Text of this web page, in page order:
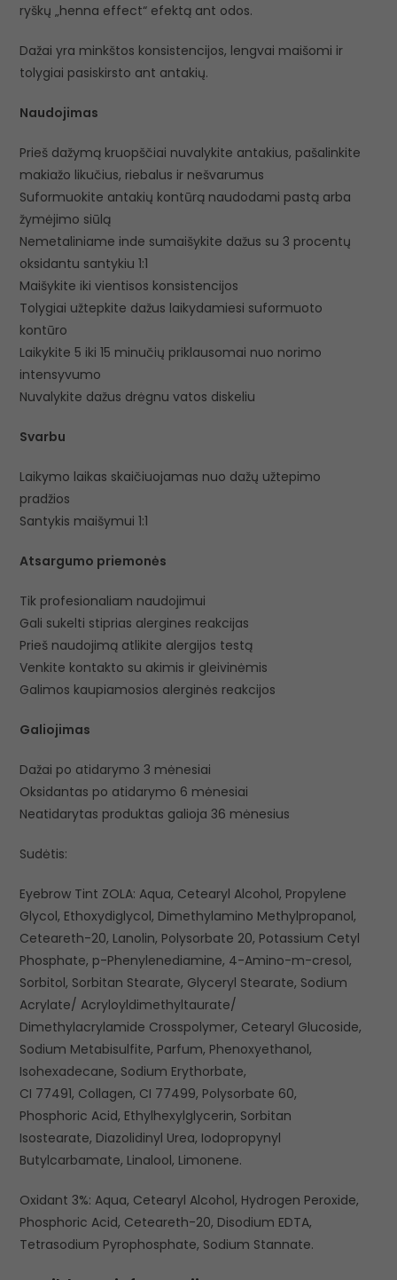
ryškų „henna effect“ efektą ant odos.
Dažai yra minkštos konsistencijos, lengvai maišomi ir
tolygiai pasiskirsto ant antakių.
Naudojimas
Prieš dažymą kruopščiai nuvalykite antakius, pašalinkite
makiažo likučius, riebalus ir nešvarumus
Suformuokite antakių kontūrą naudodami pastą arba
žymėjimo siūlą
Nemetaliniame inde sumaišykite dažus su 3 procentų
oksidantu santykiu 1:1
Maišykite iki vientisos konsistencijos
Tolygiai užtepkite dažus laikydamiesi suformuoto
kontūro
Laikykite 5 iki 15 minučių priklausomai nuo norimo
intensyvumo
Nuvalykite dažus drėgnu vatos diskeliu
Svarbu
Laikymo laikas skaičiuojamas nuo dažų užtepimo
pradžios
Santykis maišymui 1:1
Atsargumo priemonės
Tik profesionaliam naudojimui
Gali sukelti stiprias alergines reakcijas
Prieš naudojimą atlikite alergijos testą
Venkite kontakto su akimis ir gleivinėmis
Galimos kaupiamosios alerginės reakcijos
Galiojimas
Dažai po atidarymo 3 mėnesiai
Oksidantas po atidarymo 6 mėnesiai
Neatidarytas produktas galioja 36 mėnesius
Sudėtis:
Eyebrow Tint ZOLA: Aqua, Cetearyl Alcohol, Propylene
Glycol, Ethoxydiglycol, Dimethylamino Methylpropanol,
Ceteareth-20, Lanolin, Polysorbate 20, Potassium Cetyl
Phosphate, p-Phenylenediamine, 4-Amino-m-cresol,
Sorbitol, Sorbitan Stearate, Glyceryl Stearate, Sodium
Acrylate/ Acryloyldimethyltaurate/
Dimethylacrylamide Crosspolymer, Cetearyl Glucoside,
Sodium Metabisulfite, Parfum, Phenoxyethanol,
Isohexadecane, Sodium Erythorbate,
CI 77491, Collagen, CI 77499, Polysorbate 60,
Phosphoric Acid, Ethylhexylglycerin, Sorbitan
Isostearate, Diazolidinyl Urea, Iodopropynyl
Butylcarbamate, Linalool, Limonene.
Oxidant 3%: Aqua, Cetearyl Alcohol, Hydrogen Peroxide,
Phosphoric Acid, Ceteareth-20, Disodium EDTA,
Tetrasodium Pyrophosphate, Sodium Stannate.